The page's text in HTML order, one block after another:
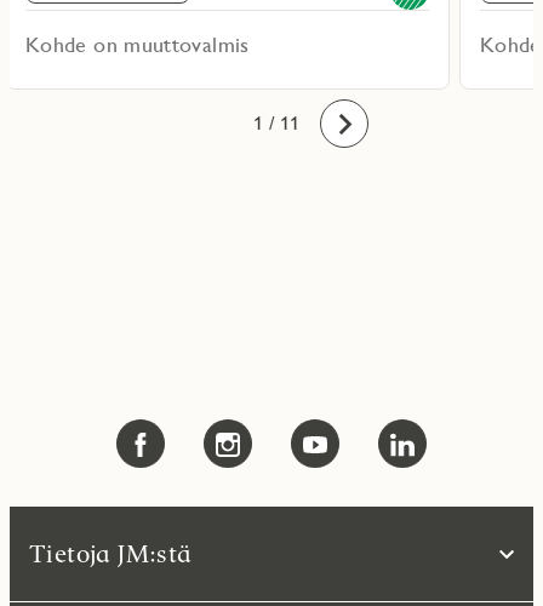
Kohde on muuttovalmis
1
2
3
4
5
6
7
8
9
10
11 / 11 Eteenpäin
Tietoja JM:stä